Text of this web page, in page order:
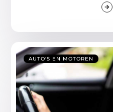
AUTO'S EN MOTOREN